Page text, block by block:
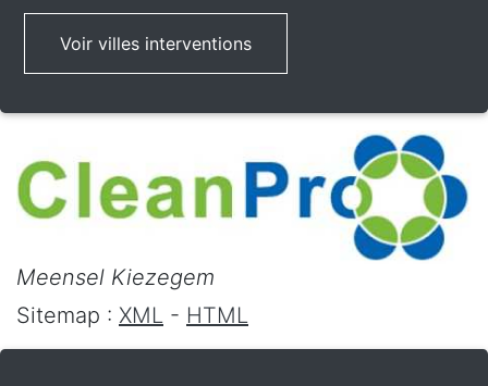
Voir villes interventions
Meensel Kiezegem
Sitemap : XML - HTML